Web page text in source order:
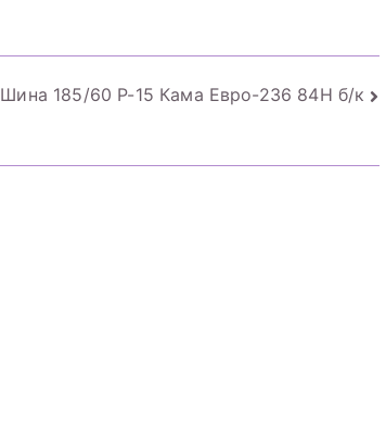
Шина 185/60 Р-15 Кама Евро-236 84Н б/к